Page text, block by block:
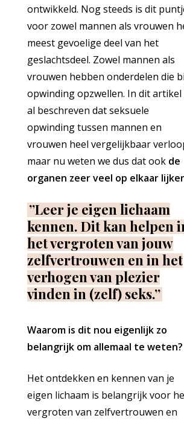
ontwikkeld. Nog steeds is dit
voor zowel mannen als vrouwen
meest gevoelige deel van het
geslachtsdeel. Zowel mannen als
vrouwen hebben onderdelen die
opwinding opzwellen. In dit artikel
al beschreven dat seksuele
opwinding tussen mannen en
vrouwen heel vergelijkbaar
maar nu weten we dus dat ook de
organen zeer veel op elkaar
”Leer je eigen lichaam
kennen. Dit kan helpen
het vergroten van jouw
zelfvertrouwen en in het
verhogen van plezier
vinden in (zelf) seks.”
Waarom is dit nou eigenlijk zo
belangrijk om allemaal te weten?
Het ontdekken en kennen van je
eigen lichaam is belangrijk voor
vergroten van zelfvertrouwen en